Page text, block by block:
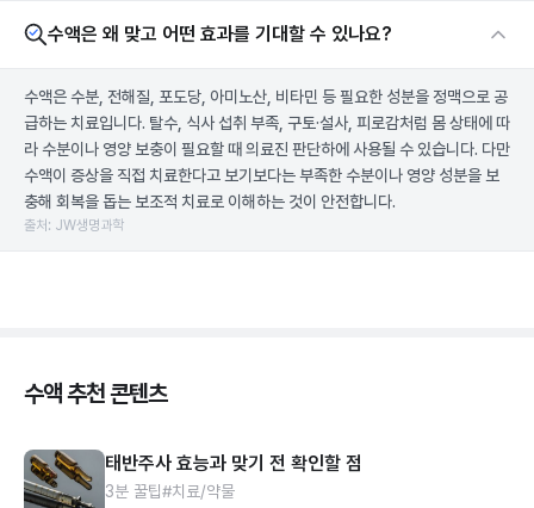
수액은 왜 맞고 어떤 효과를 기대할 수 있나요?
수액은 수분, 전해질, 포도당, 아미노산, 비타민 등 필요한 성분을 정맥으로 공
급하는 치료입니다. 탈수, 식사 섭취 부족, 구토·설사, 피로감처럼 몸 상태에 따
라 수분이나 영양 보충이 필요할 때 의료진 판단하에 사용될 수 있습니다. 다만
수액이 증상을 직접 치료한다고 보기보다는 부족한 수분이나 영양 성분을 보
충해 회복을 돕는 보조적 치료로 이해하는 것이 안전합니다.
출처: JW생명과학
수액 추천 콘텐츠
태반주사 효능과 맞기 전 확인할 점
3분 꿀팁#치료/약물